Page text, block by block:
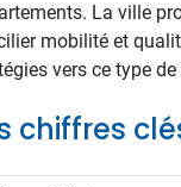
La ville
mobilité et
vers ce type
chiffres